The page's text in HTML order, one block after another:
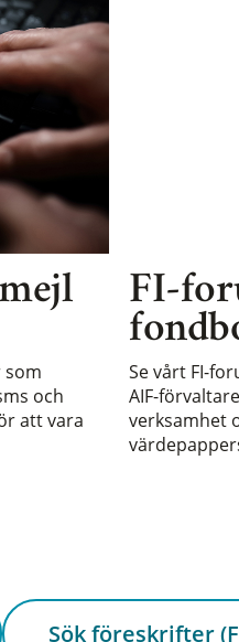
som
och
att vara
FI-
Se vårt FI-
AIF-
verksamhet
Sök föreskrifter